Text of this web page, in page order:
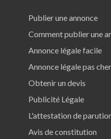
Publier une annonce
Comment publier une
Annonce légale facile
Annonce légale pas cher
Obtenir un devis
Publicité Légale
L'attestation de
Avis de constitution